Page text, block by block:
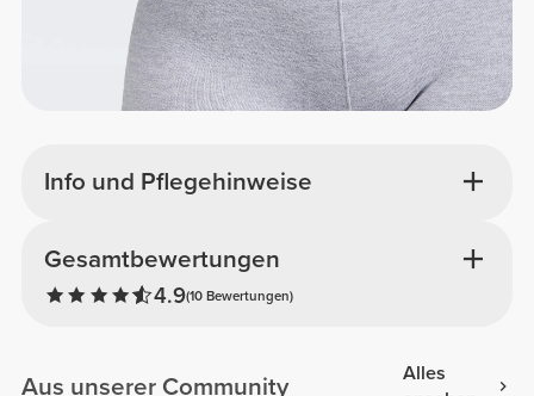
Info und Pflegehinweise
Gesamtbewertungen
4.9(10 Bewertungen)
Aus unserer Community
Alles